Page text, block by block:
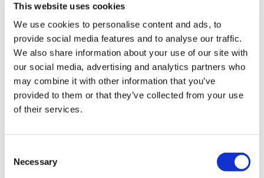
This website uses cookies
We use cookies to personalise content and ads, to
provide social media features and to analyse our traffic.
We also share information about your use of our site with
our social media, advertising and analytics partners who
may combine it with other information that you’ve
provided to them or that they’ve collected from your use
of their services.
Selection
Necessary
VOXENATION ぬいぐるみ モン
3,520円(税込) 6,578円(税込)